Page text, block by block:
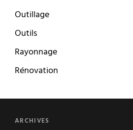
Outillage
Outils
Rayonnage
Rénovation
ARCHIVES